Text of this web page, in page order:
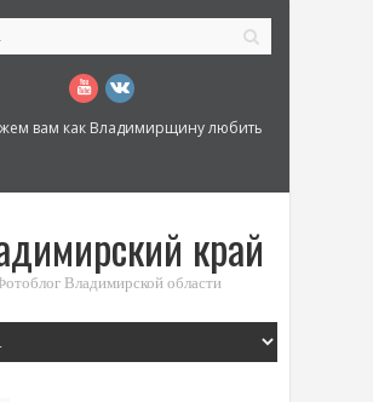
вам как Владимирщину любить
край
Владимирской области